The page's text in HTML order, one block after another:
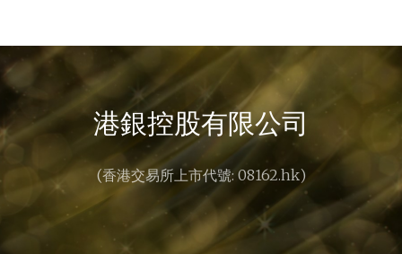
港銀控股有限公司
(香港交易所上市代號: 08162.hk)